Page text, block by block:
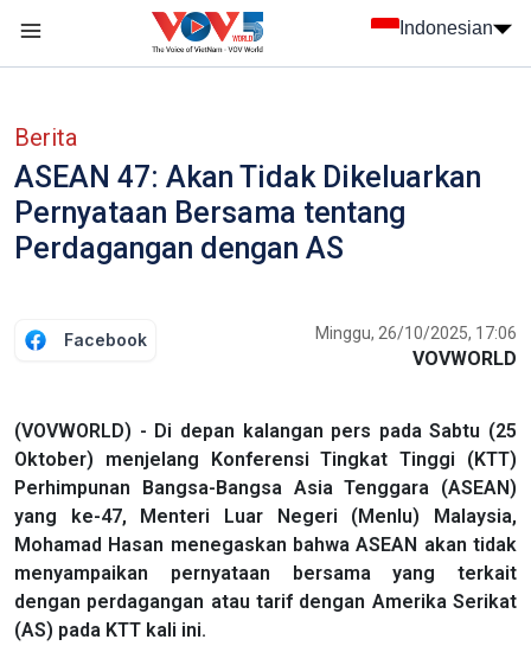
Indonesian
Berita
ASEAN 47: Akan Tidak Dikeluarkan
Pernyataan Bersama tentang
Perdagangan dengan AS
Facebook Minggu, 26/10/2025, 17:06
VOVWORLD
(VOVWORLD) - Di depan kalangan pers pada Sabtu (25
Oktober) menjelang Konferensi Tingkat Tinggi (KTT)
Perhimpunan Bangsa-Bangsa Asia Tenggara (ASEAN)
yang ke-47, Menteri Luar Negeri (Menlu) Malaysia,
Mohamad Hasan menegaskan bahwa ASEAN akan tidak
menyampaikan pernyataan bersama yang terkait
dengan perdagangan atau tarif dengan Amerika Serikat
(AS) pada KTT kali ini.